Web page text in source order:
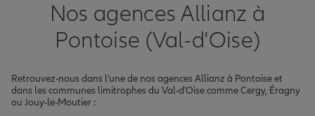
Nos agences Allianz à
Pontoise (Val-d'Oise)
Retrouvez-nous dans l'une de nos agences Allianz à Pontoise et
dans les communes limitrophes du Val-d'Oise comme Cergy, Éragny
ou Jouy-le-Moutier :